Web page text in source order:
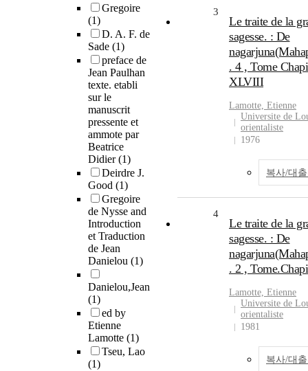
Gregoire
(1)
D. A. F. de
Sade (1)
preface de
Jean Paulhan
texte. etabli
sur le
manuscrit
pressente et
ammote par
Beatrice
Didier(1)
Deirdre J.
Good (1)
Gregoire
de Nysse and
Introduction
et Traduction
de Jean
Danielou (1)
Danielou,Jean
(1)
ed by
Etienne
Lamotte (1)
Tseu, Lao
(1)
3
Le traite de la
sagesse. : De
. 4 , Tome
XLVIII
Lamotte, Etienne
Universite de
orientaliste
1976
복사/대
4
Le traite de la
sagesse. : De
. 2 ,
Lamotte, Etienne
Universite de
orientaliste
1981
복사/대